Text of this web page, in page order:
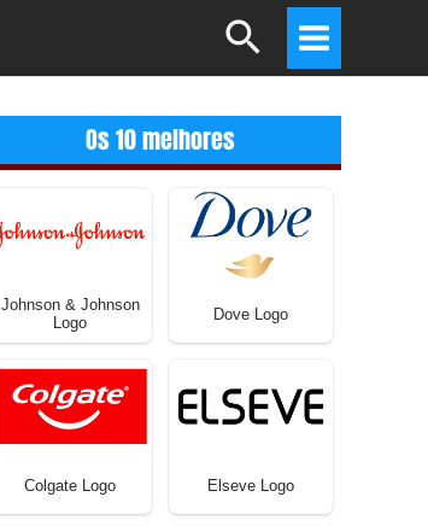
Search
Main
Menu
Os 10 melhores
Johnson & Johnson
Logo
Dove Logo
Colgate Logo Elseve Logo